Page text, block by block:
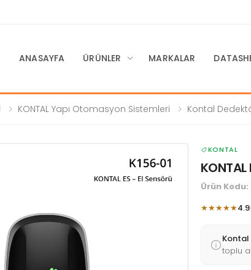
ANASAYFA ÜRÜNLER MARKALAR
KONTAL Yapı Otomasyon Sistemleri Kontal
KONTAL
Ürün Kodu:
★★★★★4.9
Kontal
toplu